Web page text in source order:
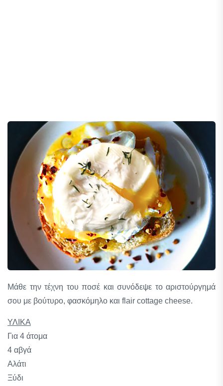
Μάθε την τέχνη του ποσέ και συνόδεψε το αριστούργημά
σου με βούτυρο, φασκόμηλο και flair cottage cheese.
ΥΛΙΚΑ
Για 4 άτομα
4 αβγά
Αλάτι
Ξύδι